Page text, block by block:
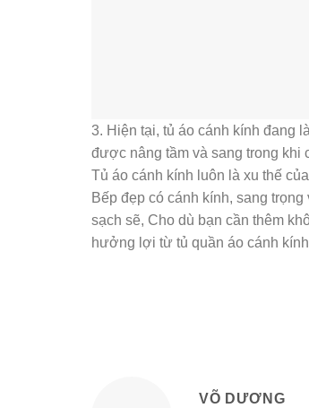
3. Hiện tại, tủ áo cánh kính đang
được nâng tầm và sang trong khi
Tủ áo cánh kính luôn là xu thế
Bếp đẹp có cánh kính, sang
sạch sẽ, Cho dù bạn cần thêm
hưởng lợi từ tủ quần áo cánh
VÕ DƯƠNG